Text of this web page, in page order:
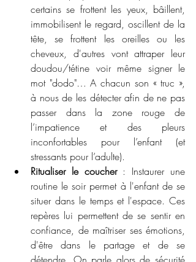
certains se frottent les yeux, bâillent,
immobilisent le regard, oscillent de la
tête, se frottent les oreilles ou les
cheveux, d'autres vont attraper leur
doudou/tétine voir même signer le
mot "dodo"… A chacun son « truc »,
à nous de les détecter afin de ne pas
passer dans la zone rouge de
l’impatience et des pleurs
inconfortables pour l’enfant (et
stressants pour l’adulte).
Ritualiser le coucher : Instaurer une
routine le soir permet à l'enfant de se
situer dans le temps et l'espace. Ces
repères lui permettent de se sentir en
confiance, de maîtriser ses émotions,
d'être dans le partage et de se